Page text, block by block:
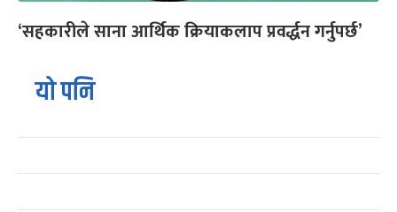
‘सहकारीले साना आर्थिक क्रियाकलाप प्रवर्द्धन गर्नुपर्छ’
यो पनि